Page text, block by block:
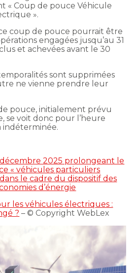
« Coup de pouce Véhicule
».
coup de pouce pourrait être
engagées jusqu’au 31
et achevées avant le 30
sont supprimées
ne vienne prendre leur
pouce, initialement prévu
se voit donc pour l’heure
2025 prolongeant le
« véhicules particuliers
le cadre du dispositif des
d’énergie
les véhicules électriques :
? – © Copyright WebLex